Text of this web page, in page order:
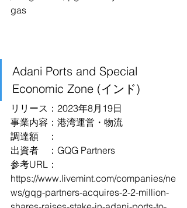
gas
Adani Ports and Special
Economic Zone (インド)
リリース：2023年8月19日
事業内容：港湾運営・物流
調達額　：
出資者　：GQG Partners
参考URL：
https://www.livemint.com/companies/ne
ws/gqg-partners-acquires-2-2-million-